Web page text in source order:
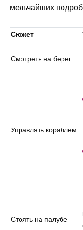
мельчайших
Сюжет
Смотреть на берег
Управлять кораблем
Стоять на палубе